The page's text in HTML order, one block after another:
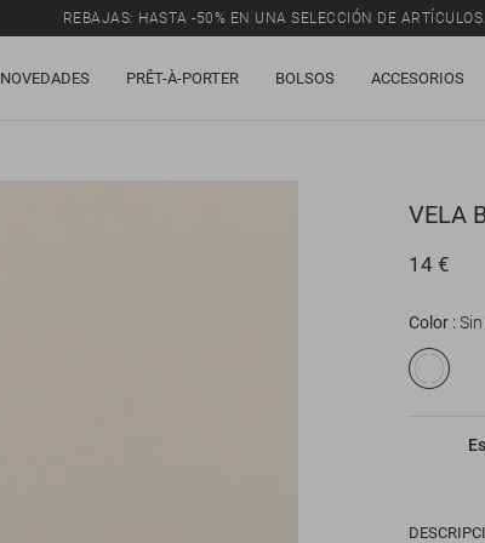
REBAJAS: HASTA -50% EN UNA SELECCIÓN DE ARTÍCULOS.
NOVEDADES PRÊT-À-PORTER BOLSOS ACCESORIOS
VELA
14 €
Color